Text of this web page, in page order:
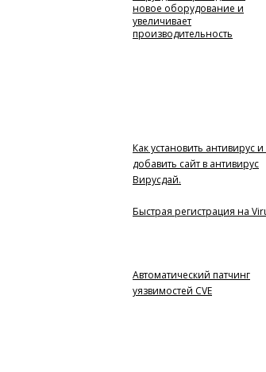
новое оборудование и
увеличивает
производительность
Как установить антивирус и
добавить сайт в антивирус
Вирусдай.
Быстрая регистрация на
Автоматический патчинг
уязвимостей CVE